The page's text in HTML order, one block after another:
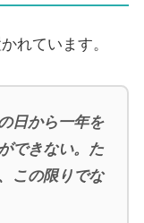
れています。
日から一年を
できない。た
この限りでな